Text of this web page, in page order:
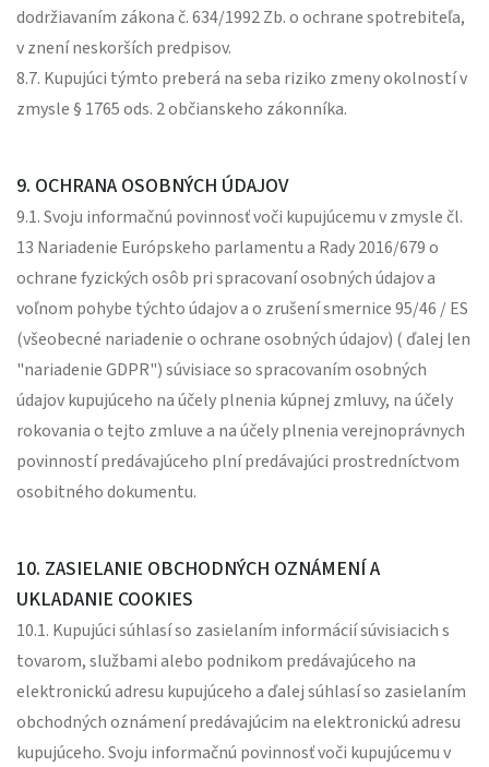
dodržiavaním zákona č. 634/1992 Zb. o ochrane spotrebiteľa,
v znení neskorších predpisov.
8.7. Kupujúci týmto preberá na seba riziko zmeny okolností v
zmysle § 1765 ods. 2 občianskeho zákonníka.
9. OCHRANA OSOBNÝCH ÚDAJOV
9.1. Svoju informačnú povinnosť voči kupujúcemu v zmysle čl.
13 Nariadenie Európskeho parlamentu a Rady 2016/679 o
ochrane fyzických osôb pri spracovaní osobných údajov a
voľnom pohybe týchto údajov a o zrušení smernice 95/46 / ES
(všeobecné nariadenie o ochrane osobných údajov) ( ďalej len
"nariadenie GDPR") súvisiace so spracovaním osobných
údajov kupujúceho na účely plnenia kúpnej zmluvy, na účely
rokovania o tejto zmluve a na účely plnenia verejnoprávnych
povinností predávajúceho plní predávajúci prostredníctvom
osobitného dokumentu.
10. ZASIELANIE OBCHODNÝCH OZNÁMENÍ A
UKLADANIE COOKIES
10.1. Kupujúci súhlasí so zasielaním informácií súvisiacich s
tovarom, službami alebo podnikom predávajúceho na
elektronickú adresu kupujúceho a ďalej súhlasí so zasielaním
obchodných oznámení predávajúcim na elektronickú adresu
kupujúceho. Svoju informačnú povinnosť voči kupujúcemu v